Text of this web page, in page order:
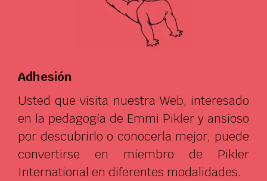
Adhesión
Usted que visita nuestra Web, interesado
en la pedagogía de Emmi Pikler y ansioso
por descubrirlo o conocerla mejor, puede
convertirse en miembro de Pikler
International en diferentes modalidades.